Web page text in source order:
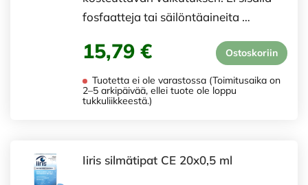
fosfaatteja tai säilöntäaineita …
15,79 € Ostoskoriin
Tuotetta ei ole varastossa (Toimitusaika on
2–5 arkipäivää, ellei tuote ole loppu
tukkuliikkeestä.)
Iiris silmätipat CE 20x0,5 ml